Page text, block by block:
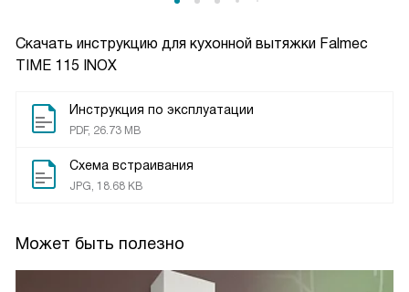
Скачать инструкцию для кухонной вытяжки Falmec
TIME 115 INOX
Инструкция по эксплуатации
PDF, 26.73 MB
Схема встраивания
JPG, 18.68 KB
Может быть полезно